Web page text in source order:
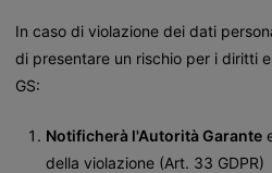
In caso di violazione dei dati
di presentare un rischio per i diritti
GS:
Notificherà l'Autorità Garante
della violazione (Art. 33 GDPR)